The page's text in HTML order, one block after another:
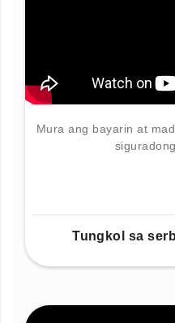
Mura ang bayarin at
Tungkol sa